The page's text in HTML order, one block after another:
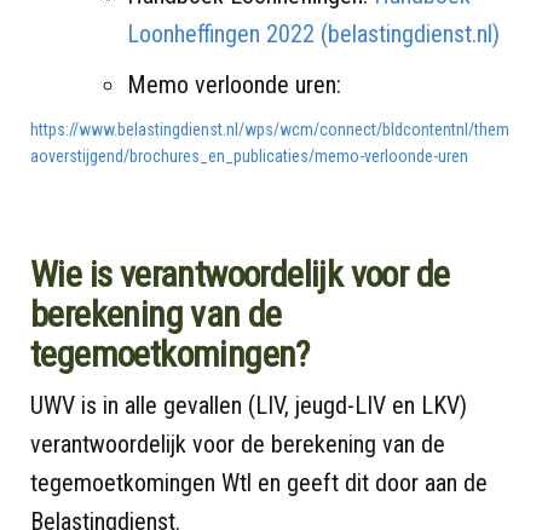
Loonheffingen 2022 (belastingdienst.nl)
Memo verloonde uren:
https://www.belastingdienst.nl/wps/wcm/connect/bldcontentnl/them
aoverstijgend/brochures_en_publicaties/memo-verloonde-uren
Wie is verantwoordelijk voor de
berekening van de
tegemoetkomingen?
UWV is in alle gevallen (LIV, jeugd-LIV en LKV)
verantwoordelijk voor de berekening van de
tegemoetkomingen Wtl en geeft dit door aan de
Belastingdienst.